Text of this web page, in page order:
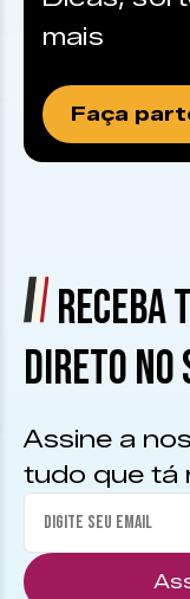
mais
Faça
RECEBA
DIRETO
Assine a
tudo que tá